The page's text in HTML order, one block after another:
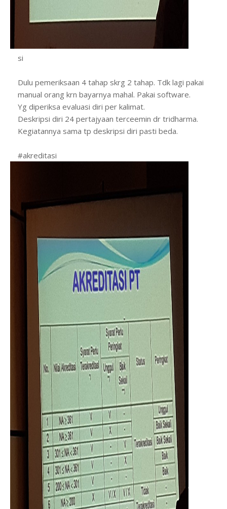
si
Dulu pemeriksaan 4 tahap skrg 2 tahap. Tdk lagi pakai
manual orang krn bayarnya mahal. Pakai software.
Yg diperiksa evaluasi diri per kalimat.
Deskripsi diri 24 pertajyaan terceemin dr tridharma.
Kegiatannya sama tp deskripsi diri pasti beda.
#akreditasi